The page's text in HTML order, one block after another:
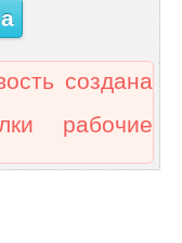
создана
рабочие